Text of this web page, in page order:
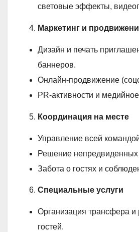
световые эффекты,
Маркетинг и
Дизайн и печать
баннеров.
Онлайн-продвижение
PR-активности и
Координация на месте
Управление всей
Решение непредвиденных
Забота о гостях и
Специальные услуги
Организация трансфера
гостей.